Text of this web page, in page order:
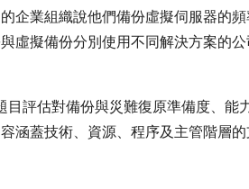
企業組織說他們備份虛擬伺服器的
虛擬備份分別使用不同解決方案的公
目評估對備份與災難復原準備度、能
涵蓋技術、資源、程序及主管階層的